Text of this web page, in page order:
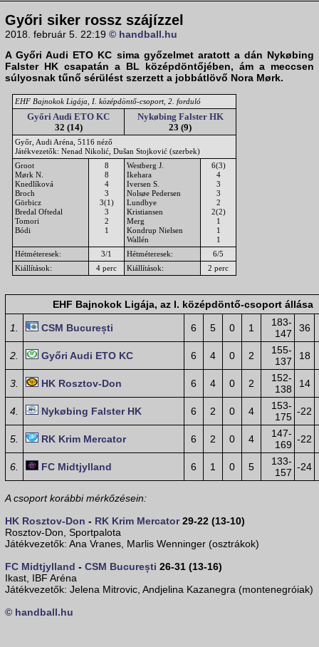
Győri siker rossz szájízzel
2018. február 5. 22:19 © handball.hu
A Győri Audi ETO KC sima győzelmet aratott a dán Nykøbing
Falster HK csapatán a BL középdöntőjében, ám a meccsen
súlyosnak tűnő sérülést szerzett a jobbátlövő Nora Mørk.
EHF Bajnokok Ligája, I. középdöntő-csoport, 2. forduló
Győri Audi ETO KC
32 (14)
Nykøbing Falster HK
23 (9)
Győr, Audi Aréna, 5116 néző
Játékvezetők: Nenad Nikolić, Dušan Stojković (szerbek)
Groot
Mørk N.
Knedlíková
Broch
Görbicz
Bredal Oftedal
Tomori
Bódi
8
8
4
3
3(1)
3
2
1
Westberg J.
Ikehara
Iversen S.
Nolsøe Pedersen
Lundbye
Kristiansen
Merg
Kondrup Nielsen
Wallén
6(3)
4
3
3
2
2(2)
1
1
1
Hétméteresek:
3/1 Hétméteresek:
6/5
Kiállítások:
4 perc Kiállítások: 2 perc
EHF Bajnokok Ligája, az I. középdöntő-csoport állása
1. CSM București 6 5 0 1
183-
147
36
2. Győri Audi ETO KC 6 4 0 2
155-
137
18
3. HK Rosztov-Don 6 4 0 2
152-
138
14
4. Nykøbing Falster HK 6 2 0 4
153-
175 -22
5. RK Krim Mercator 6 2 0 4
147-
169 -22
6. FC Midtjylland 6 1 0 5
133-
157 -24
A csoport korábbi mérkőzésein:
HK Rosztov-Don - RK Krim Mercator29-22 (13-10)
Rosztov-Don, Sportpalota
Játékvezetők: Ana Vranes, Marlis Wenninger (osztrákok)
FC Midtjylland - CSM București 26-31 (13-16)
Ikast, IBF Aréna
Játékvezetők: Jelena Mitrovic, Andjelina Kazanegra (montenegróiak)
© handball.hu